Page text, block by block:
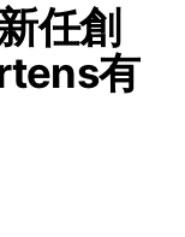
任創
有